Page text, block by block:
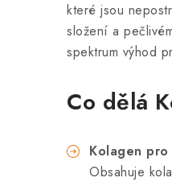
které jsou
složení a
spektrum výhod
Co dělá
Kolagen
Obsahuje